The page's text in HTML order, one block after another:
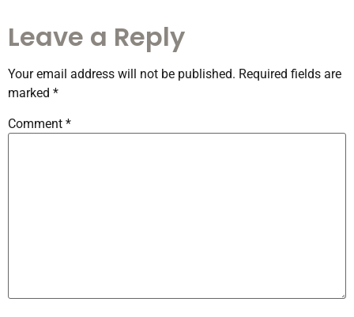
Leave a Reply
Your email address will not be published. Required fields are
marked *
Comment *